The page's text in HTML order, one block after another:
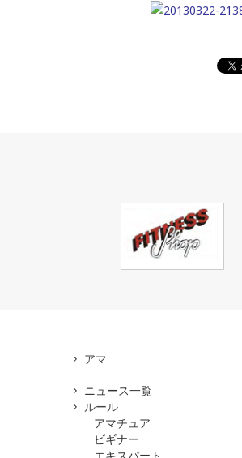
アマ
ニュース一覧
ルール
アマチュア
ビギナー